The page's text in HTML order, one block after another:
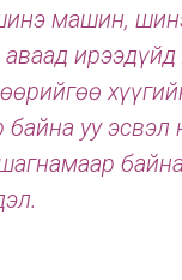
машин,
ирээдүйд
байна уу эсвэл
байна